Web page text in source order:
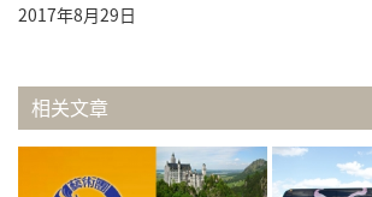
2017年8月29日
相关文章